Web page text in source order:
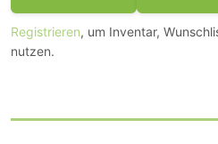
Registrieren, um Inventar,
nutzen.